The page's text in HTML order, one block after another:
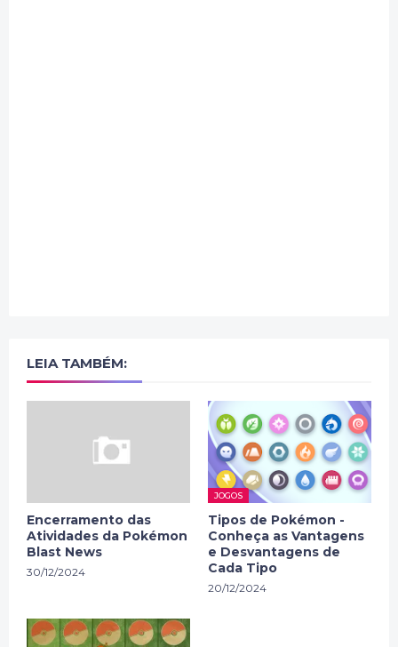
LEIA TAMBÉM:
Encerramento das
Atividades da Pokémon
Blast News
30/12/2024
JOGOS
Tipos de Pokémon -
Conheça as Vantagens
e Desvantagens de
Cada Tipo
20/12/2024